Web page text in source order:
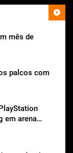
mês de
palcos com
em arena